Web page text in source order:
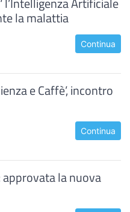
la malattia
Continua
e Caffè’, incontro
Continua
approvata la nuova